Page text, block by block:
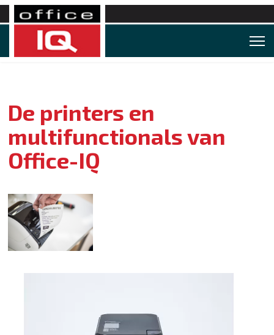
De printers en
multifunctionals van
Office-IQ